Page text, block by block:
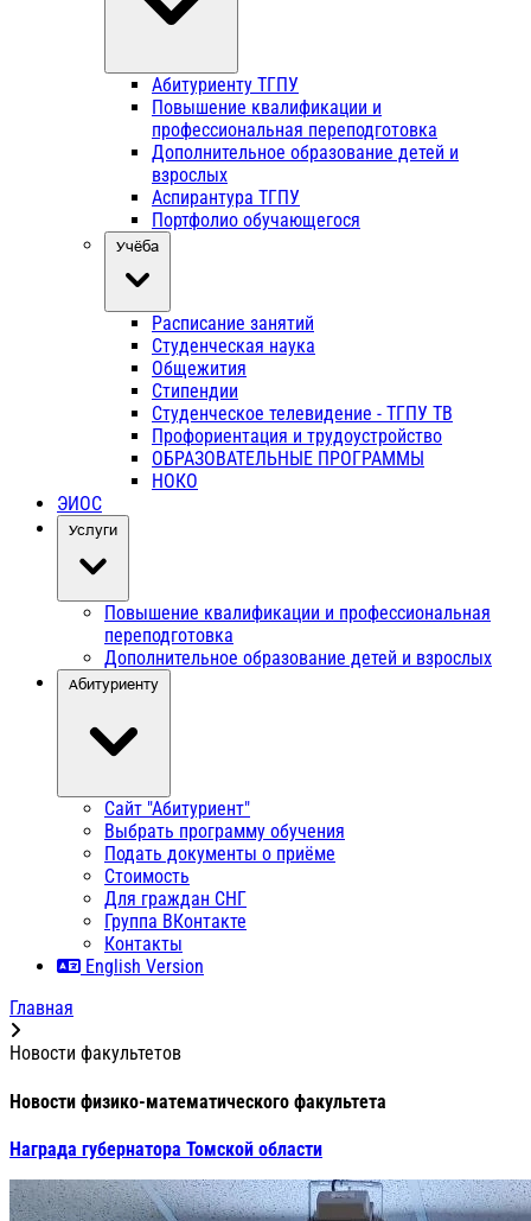
Абитуриенту ТГПУ
Повышение квалификации и
профессиональная переподготовка
Дополнительное образование детей и
взрослых
Аспирантура ТГПУ
Портфолио обучающегося
Учёба
Расписание занятий
Студенческая наука
Общежития
Стипендии
Студенческое телевидение - ТГПУ ТВ
Профориентация и трудоустройство
ОБРАЗОВАТЕЛЬНЫЕ ПРОГРАММЫ
НОКО
ЭИОС
Услуги
Повышение квалификации и профессиональная
переподготовка
Дополнительное образование детей и взрослых
Абитуриенту
Сайт "Абитуриент"
Выбрать программу обучения
Подать документы о приёме
Стоимость
Для граждан СНГ
Группа ВКонтакте
Контакты
English Version
Главная
Новости факультетов
Новости физико-математического факультета
Награда губернатора Томской области